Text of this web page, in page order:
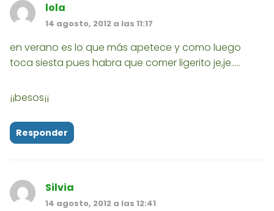
lola
14 agosto, 2012 a las 11:17
en verano es lo que más apetece y como luego
toca siesta pues habra que comer ligerito je,je.....
¡¡besos¡¡
Responder
Silvia
14 agosto, 2012 a las 12:41